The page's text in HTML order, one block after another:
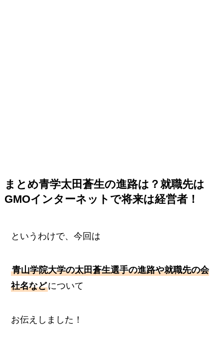
まとめ青学太田蒼生の進路は？就職先は
GMOインターネットで将来は経営者！
というわけで、今回は
青山学院大学の太田蒼生選手の進路や就職先の会
社名などについて
お伝えしました！